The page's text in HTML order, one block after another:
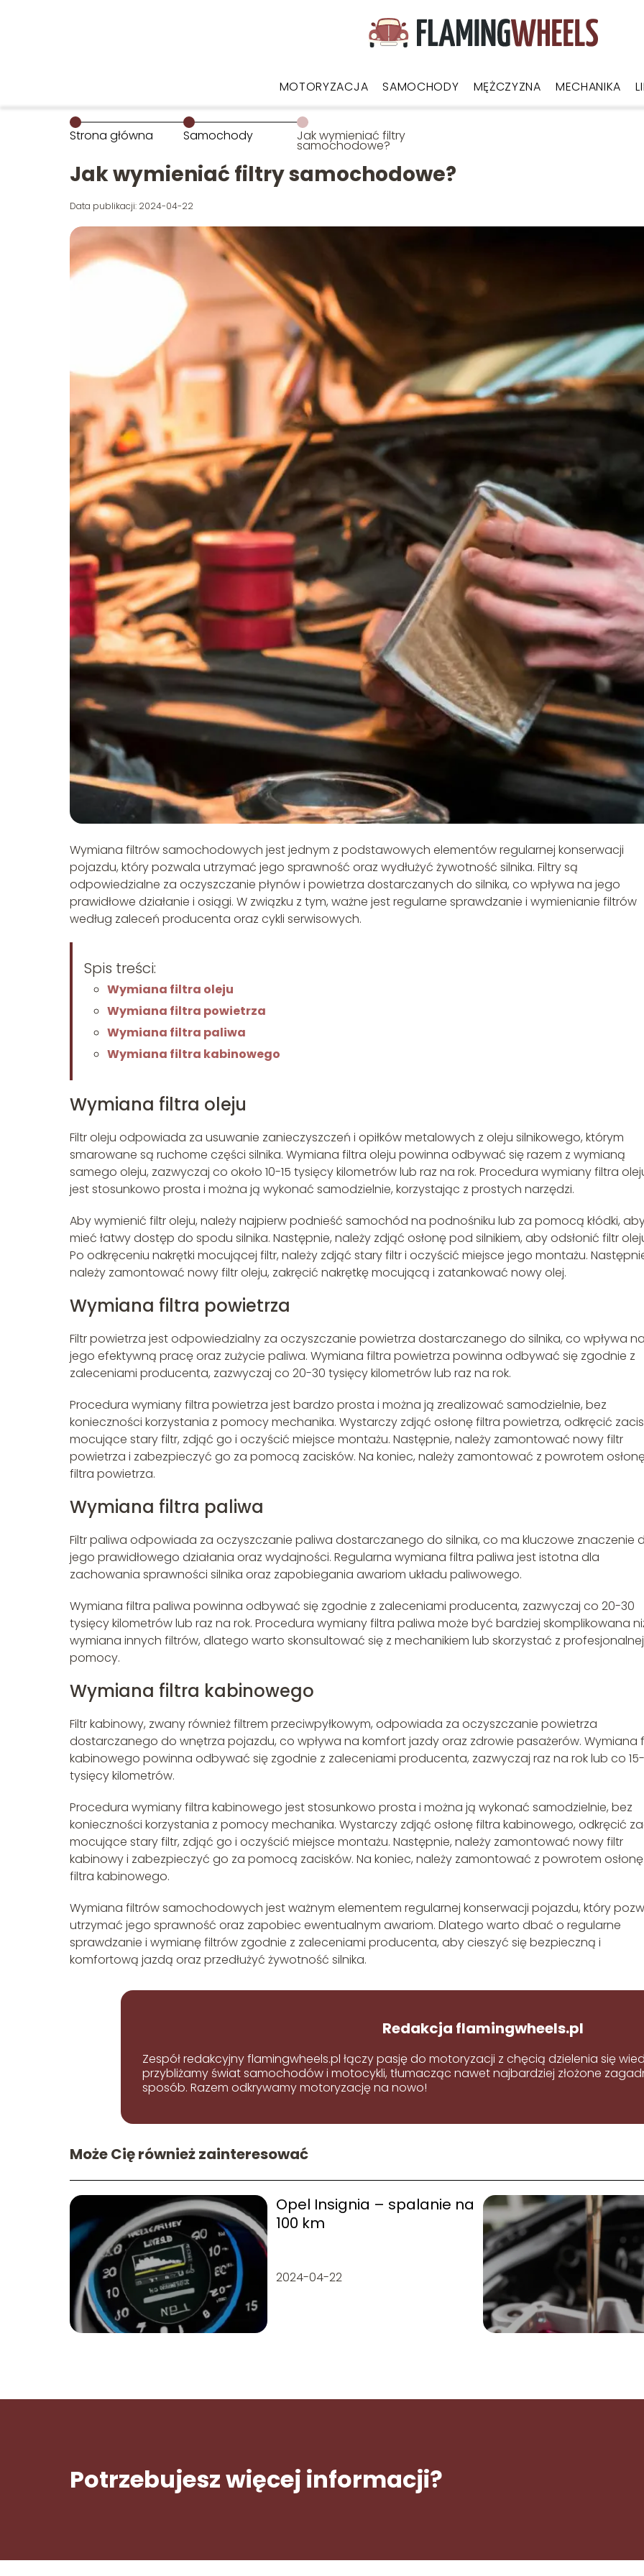
MOTORYZACJA SAMOCHODY MĘŻCZYZNA MECHANIKA
Strona główna Samochody Jak wymieniać filtry
samochodowe?
Jak wymieniać filtry samochodowe?
Data publikacji: 2024-04-22
Wymiana filtrów samochodowych jest jednym z podstawowych elementów regularnej konserwacji
pojazdu, który pozwala utrzymać jego sprawność oraz wydłużyć żywotność silnika. Filtry są
odpowiedzialne za oczyszczanie płynów i powietrza dostarczanych do silnika, co wpływa na jego
prawidłowe działanie i osiągi. W związku z tym, ważne jest regularne sprawdzanie i wymienianie filtrów
według zaleceń producenta oraz cykli serwisowych.
Spis treści:
Wymiana filtra oleju
Wymiana filtra powietrza
Wymiana filtra paliwa
Wymiana filtra kabinowego
Wymiana filtra oleju
Filtr oleju odpowiada za usuwanie zanieczyszczeń i opiłków metalowych z oleju silnikowego, którym
smarowane są ruchome części silnika. Wymiana filtra oleju powinna odbywać się razem z wymianą
samego oleju, zazwyczaj co około 10-15 tysięcy kilometrów lub raz na rok. Procedura wymiany filtra
jest stosunkowo prosta i można ją wykonać samodzielnie, korzystając z prostych narzędzi.
Aby wymienić filtr oleju, należy najpierw podnieść samochód na podnośniku lub za pomocą kłódki,
mieć łatwy dostęp do spodu silnika. Następnie, należy zdjąć osłonę pod silnikiem, aby odsłonić filtr
Po odkręceniu nakrętki mocującej filtr, należy zdjąć stary filtr i oczyścić miejsce jego montażu.
należy zamontować nowy filtr oleju, zakręcić nakrętkę mocującą i zatankować nowy olej.
Wymiana filtra powietrza
Filtr powietrza jest odpowiedzialny za oczyszczanie powietrza dostarczanego do silnika, co wpływa na
jego efektywną pracę oraz zużycie paliwa. Wymiana filtra powietrza powinna odbywać się zgodnie z
zaleceniami producenta, zazwyczaj co 20-30 tysięcy kilometrów lub raz na rok.
Procedura wymiany filtra powietrza jest bardzo prosta i można ją zrealizować samodzielnie, bez
konieczności korzystania z pomocy mechanika. Wystarczy zdjąć osłonę filtra powietrza, odkręcić
mocujące stary filtr, zdjąć go i oczyścić miejsce montażu. Następnie, należy zamontować nowy filtr
powietrza i zabezpieczyć go za pomocą zacisków. Na koniec, należy zamontować z powrotem
filtra powietrza.
Wymiana filtra paliwa
Filtr paliwa odpowiada za oczyszczanie paliwa dostarczanego do silnika, co ma kluczowe znaczenie
jego prawidłowego działania oraz wydajności. Regularna wymiana filtra paliwa jest istotna dla
zachowania sprawności silnika oraz zapobiegania awariom układu paliwowego.
Wymiana filtra paliwa powinna odbywać się zgodnie z zaleceniami producenta, zazwyczaj co 20-30
tysięcy kilometrów lub raz na rok. Procedura wymiany filtra paliwa może być bardziej skomplikowana
wymiana innych filtrów, dlatego warto skonsultować się z mechanikiem lub skorzystać z profesjonalnej
pomocy.
Wymiana filtra kabinowego
Filtr kabinowy, zwany również filtrem przeciwpyłkowym, odpowiada za oczyszczanie powietrza
dostarczanego do wnętrza pojazdu, co wpływa na komfort jazdy oraz zdrowie pasażerów. Wymiana
kabinowego powinna odbywać się zgodnie z zaleceniami producenta, zazwyczaj raz na rok lub co
tysięcy kilometrów.
Procedura wymiany filtra kabinowego jest stosunkowo prosta i można ją wykonać samodzielnie, bez
konieczności korzystania z pomocy mechanika. Wystarczy zdjąć osłonę filtra kabinowego, odkręcić
mocujące stary filtr, zdjąć go i oczyścić miejsce montażu. Następnie, należy zamontować nowy filtr
kabinowy i zabezpieczyć go za pomocą zacisków. Na koniec, należy zamontować z powrotem osłonę
filtra kabinowego.
Wymiana filtrów samochodowych jest ważnym elementem regularnej konserwacji pojazdu, który
utrzymać jego sprawność oraz zapobiec ewentualnym awariom. Dlatego warto dbać o regularne
sprawdzanie i wymianę filtrów zgodnie z zaleceniami producenta, aby cieszyć się bezpieczną i
komfortową jazdą oraz przedłużyć żywotność silnika.
Redakcja flamingwheels.pl
Zespół redakcyjny flamingwheels.pl łączy pasję do motoryzacji z chęcią dzielenia się
przybliżamy świat samochodów i motocykli, tłumacząc nawet najbardziej złożone
sposób. Razem odkrywamy motoryzację na nowo!
Może Cię również zainteresować
Opel Insignia – spalanie na
100 km
2024-04-22
Potrzebujesz więcej informacji?